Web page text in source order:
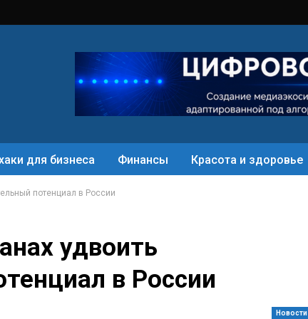
для бизнеса Финансы Красота и здоровье
потенциал в России
удвоить
в России
Новости